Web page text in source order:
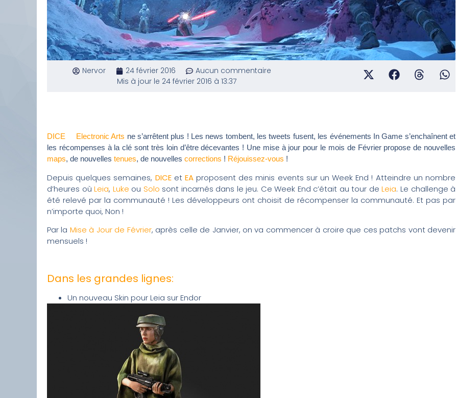
Nervor 24 février 2016
Aucun commentaire
Mis à jour le 24 février 2016 à 13:37
DICE Electronic Arts ne s’arrêtent plus ! Les news tombent, les tweets fusent, les événements In Game s’enchaînent et
les récompenses à la clé sont très loin d’être décevantes ! Une mise à jour pour le mois de Février propose de nouvelles
maps, de nouvelles tenues, de nouvelles corrections ! Réjouissez-vous !
Depuis quelques semaines, DICEet EAproposent des minis events sur un Week End ! Atteindre un nombre
d’heures oùLeia, Luke ou Solo sont incarnés dans le jeu. Ce Week End c’était au tour deLeia. Le challenge à
été relevé par la communauté ! Les développeurs ont choisit de récompenser la communauté. Et pas par
n’importe quoi, Non !
Par la Mise à Jour de Février, après celle de Janvier, on va commencer à croire que ces patchs vont devenir
mensuels !
Dans les grandes lignes:
Un nouveau Skin pour Leia sur Endor